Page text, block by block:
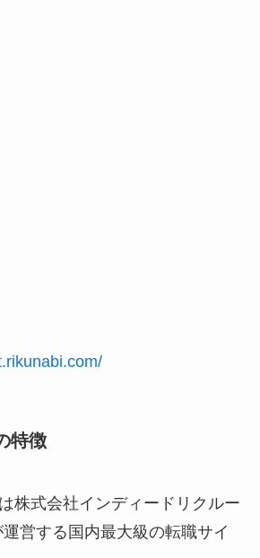
特徴
株式会社インディードリクルー
運営する国内最大級の転職サイ